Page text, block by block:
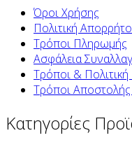
Όροι Χρήσης
Πολιτική
Τρόποι Πληρωμής
Ασφάλεια
Τρόποι & Πολιτική
Τρόποι Αποστολής
Κατηγορίες